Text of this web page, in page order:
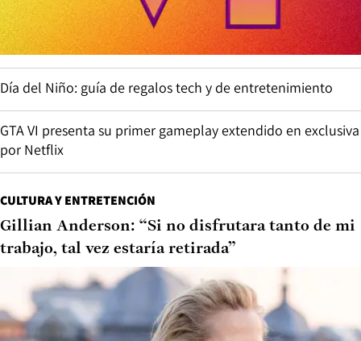
Día del Niño: guía de regalos tech y de entretenimiento
GTA VI presenta su primer gameplay extendido en exclusiva
por Netflix
CULTURA Y ENTRETENCIÓN
Gillian Anderson: “Si no disfrutara tanto de mi
trabajo, tal vez estaría retirada”